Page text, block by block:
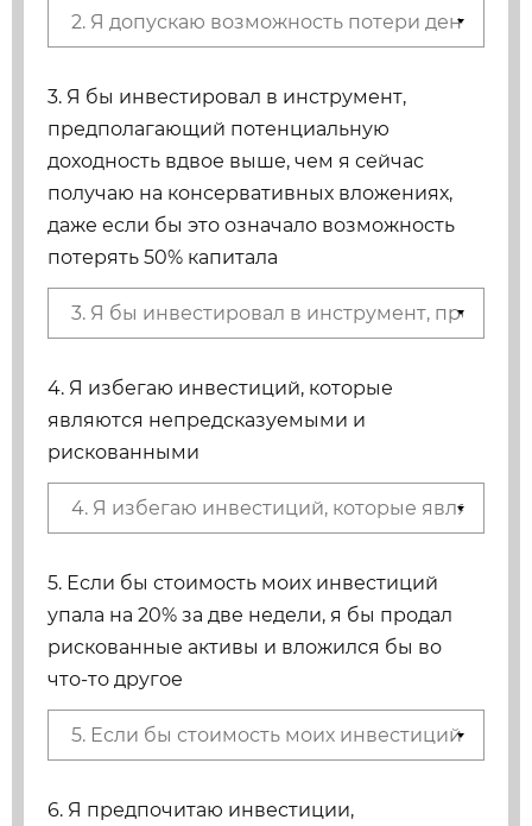
3. Я бы инвестировал в инструмент,
предполагающий потенциальную
доходность вдвое выше, чем я сейчас
получаю на консервативных вложениях,
даже если бы это означало возможность
потерять 50% капитала
4. Я избегаю инвестиций, которые
являются непредсказуемыми и
рискованными
5. Если бы стоимость моих инвестиций
упала на 20% за две недели, я бы продал
рискованные активы и вложился бы во
что-то другое
6. Я предпочитаю инвестиции,